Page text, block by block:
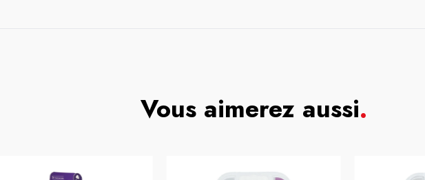
Vous aimerez aussi.